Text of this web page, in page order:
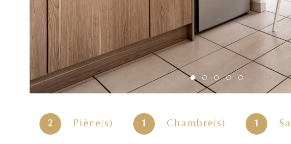
2 Pièce(s) 1 Chambre(s) 1